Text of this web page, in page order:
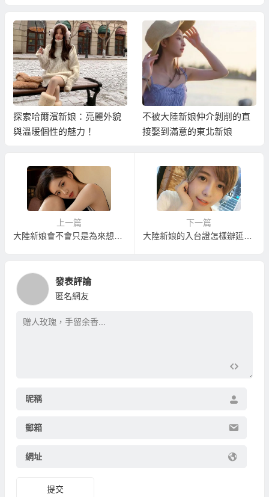
探索哈爾濱新娘：亮麗外貌
與溫暖個性的魅力！
不被大陸新娘仲介剝削的直
接娶到滿意的東北新娘
上一篇
下一篇
大陸新娘的入台證怎樣辦延期？
發表評論
匿名網友
昵稱
郵箱
網址
提交